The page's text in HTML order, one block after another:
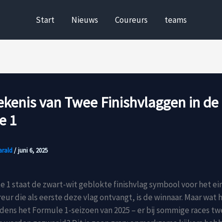
Start Nieuws Coureurs teams
van Twee Finishvlaggen in de
1
/juni 6, 2025
1 staat de zwart-wit geblokte finishvlag symbool voor het
die als eerste deze vlag ontvangt, is de winnaar. Maar wat
het Formule 1-seizoen van 2025 – er bij sommige races